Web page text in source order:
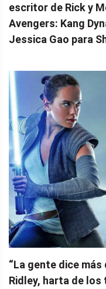
escritor de Rick y
Avengers: Kang
Jessica Gao para
“La gente dice más
Ridley, harta de